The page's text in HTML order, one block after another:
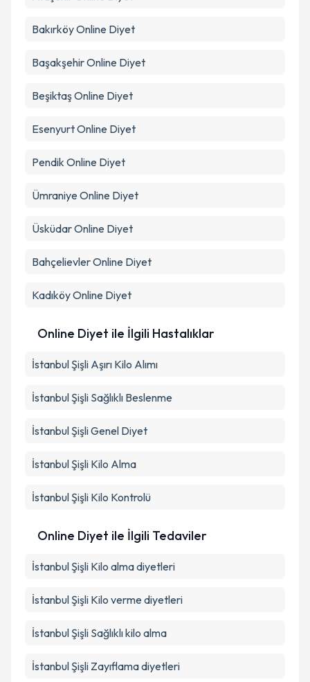
BakırköyOnline Diyet
BaşakşehirOnline Diyet
BeşiktaşOnline Diyet
EsenyurtOnline Diyet
Pendik Online Diyet
Ümraniye Online Diyet
ÜsküdarOnline Diyet
BahçelievlerOnline Diyet
KadıköyOnline Diyet
Online Diyet ile İlgili Hastalıklar
İstanbul Şişli Aşırı Kilo Alımı
İstanbul Şişli Sağlıklı Beslenme
İstanbul Şişli Genel Diyet
İstanbul Şişli Kilo Alma
İstanbul Şişli Kilo Kontrolü
Online Diyet ile İlgili Tedaviler
İstanbul Şişli Kilo alma diyetleri
İstanbul Şişli Kilo verme diyetleri
İstanbul Şişli Sağlıklı kilo alma
İstanbul Şişli Zayıflama diyetleri